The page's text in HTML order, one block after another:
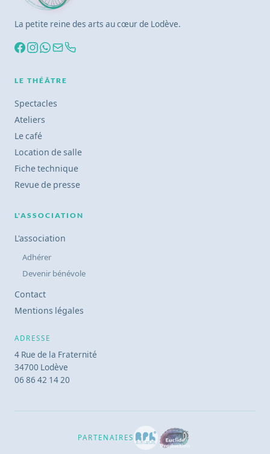
La petite reine des arts au cœur de Lodève.
LE THÉÂTRE
Spectacles
Ateliers
Le café
Location de salle
Fiche technique
Revue de presse
L'ASSOCIATION
L'association
Adhérer
Devenir bénévole
Contact
Mentions légales
ADRESSE
4 Rue de la Fraternité
34700 Lodève
06 86 42 14 20
PARTENAIRES